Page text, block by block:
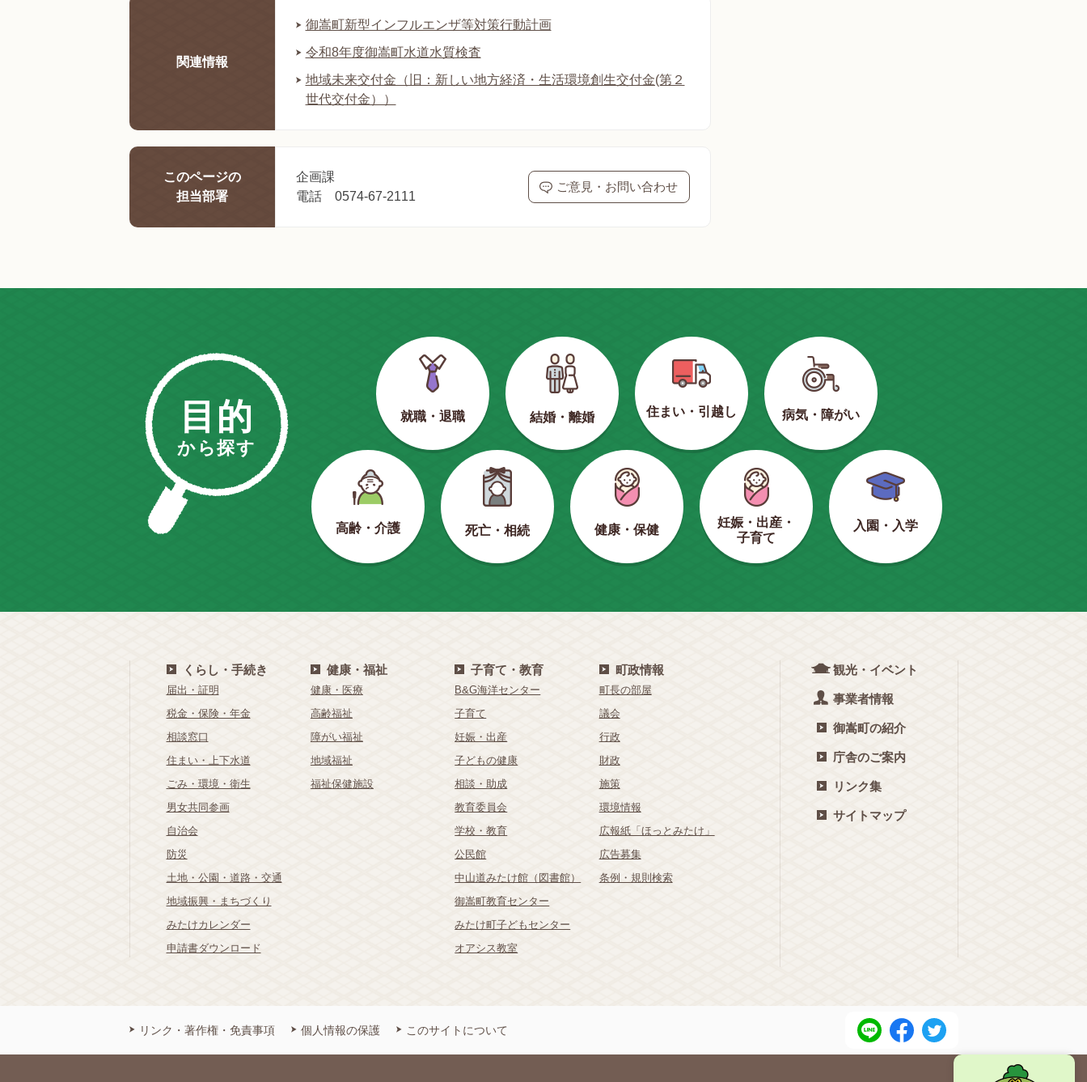
関連情報
御嵩町新型インフルエンザ等対策行動計画
令和8年度御嵩町水道水質検査
地域未来交付金（旧：新しい地方経済・生活環境創生交付金(第２
世代交付金））
このページの
担当部署
企画課
電話 0574-67-2111
ご意見・お問い合わせ
目的
から探す
就職・退職 結婚・離婚 住まい・引越し 病気・障がい
高齢・介護 死亡・相続 健康・保健
妊娠・出産・
子育て
入園・入学
くらし・手続き
届出・証明
税金・保険・年金
相談窓口
住まい・上下水道
ごみ・環境・衛生
男女共同参画
自治会
防災
土地・公園・道路・交通
地域振興・まちづくり
みたけカレンダー
申請書ダウンロード
健康・福祉
健康・医療
高齢福祉
障がい福祉
地域福祉
福祉保健施設
子育て・教育
B&G海洋センター
子育て
妊娠・出産
子どもの健康
相談・助成
教育委員会
学校・教育
公民館
中山道みたけ館（図書館）
御嵩町教育センター
みたけ町子どもセンター
オアシス教室
町政情報
町長の部屋
議会
行政
財政
施策
環境情報
広報紙「ほっとみたけ」
広告募集
条例・規則検索
観光・イベント
事業者情報
御嵩町の紹介
庁舎のご案内
リンク集
サイトマップ
リンク・著作権・免責事項 個人情報の保護 このサイトについて